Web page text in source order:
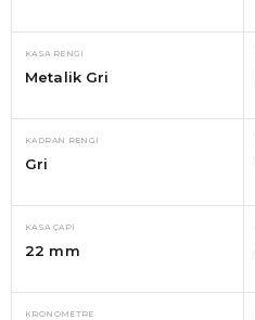
KASA RENGI
Metalik Gri
KADRAN RENGI
Gri
KASA ÇAPI
22 mm
KRONOMETRE